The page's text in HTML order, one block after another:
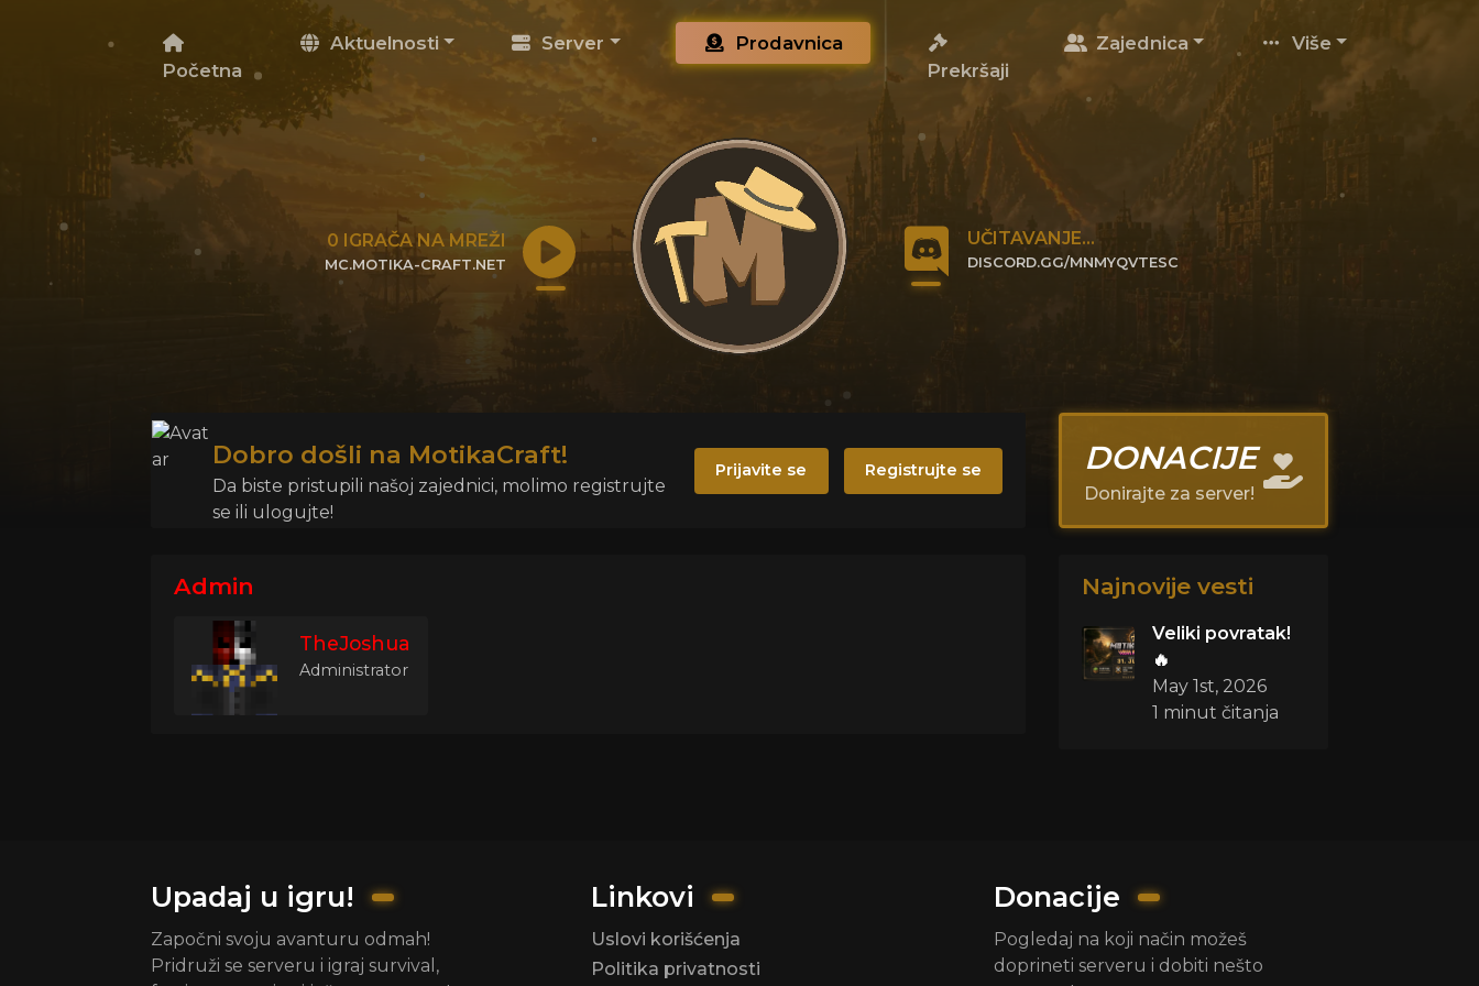
Početna
Aktuelnosti Server
Prodavnica
Prekršaji
Zajednica Više
0 IGRAČA NA MREŽI
MC.MOTIKA-CRAFT.NET
UČITAVANJE...
DISCORD.GG/MNMYQVTESC
Dobro došli na MotikaCraft!
Da biste pristupili našoj zajednici, molimo registrujte
se ili ulogujte!
Prijavite se Registrujte se DONACIJE
Donirajte za server!
Admin
TheJoshua
Administrator
Najnovije vesti
Veliki povratak!
🔥
May 1st, 2026
1 minut čitanja
Upadaj u igru!
Započni svoju avanturu odmah!
Pridruži se serveru i igraj survival,
Linkovi
Uslovi korišćenja
Politika privatnosti
Donacije
Pogledaj na koji način možeš
doprineti serveru i dobiti nešto